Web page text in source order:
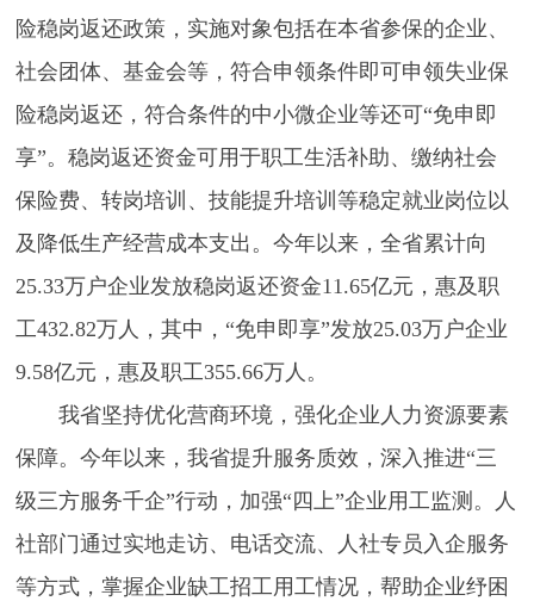
险稳岗返还政策，实施对象包括在本省参保的企业、
社会团体、基金会等，符合申领条件即可申领失业保
险稳岗返还，符合条件的中小微企业等还可“免申即
享”。稳岗返还资金可用于职工生活补助、缴纳社会
保险费、转岗培训、技能提升培训等稳定就业岗位以
及降低生产经营成本支出。今年以来，全省累计向
25.33万户企业发放稳岗返还资金11.65亿元，惠及职
工432.82万人，其中，“免申即享”发放25.03万户企业
9.58亿元，惠及职工355.66万人。
我省坚持优化营商环境，强化企业人力资源要素
保障。今年以来，我省提升服务质效，深入推进“三
级三方服务千企”行动，加强“四上”企业用工监测。人
社部门通过实地走访、电话交流、人社专员入企服务
等方式，掌握企业缺工招工用工情况，帮助企业纾困